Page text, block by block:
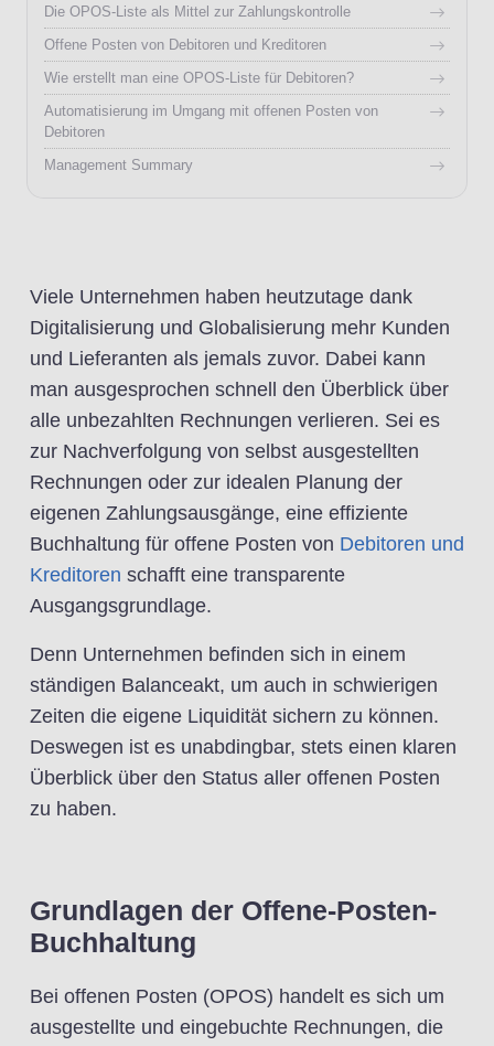
Die OPOS-Liste als Mittel zur Zahlungskontrolle
Offene Posten von Debitoren und Kreditoren
Wie erstellt man eine OPOS-Liste für Debitoren?
Automatisierung im Umgang mit offenen Posten von
Debitoren
Management Summary
Viele Unternehmen haben heutzutage dank
Digitalisierung und Globalisierung mehr Kunden
und Lieferanten als jemals zuvor. Dabei kann
man ausgesprochen schnell den Überblick über
alle unbezahlten Rechnungen verlieren. Sei es
zur Nachverfolgung von selbst ausgestellten
Rechnungen oder zur idealen Planung der
eigenen Zahlungsausgänge, eine effiziente
Buchhaltung für offene Posten von Debitoren und
Kreditoren schafft eine transparente
Ausgangsgrundlage.
Denn Unternehmen befinden sich in einem
ständigen Balanceakt, um auch in schwierigen
Zeiten die eigene Liquidität sichern zu können.
Deswegen ist es unabdingbar, stets einen klaren
Überblick über den Status aller offenen Posten
zu haben.
Grundlagen der Offene-Posten-
Buchhaltung
Bei offenen Posten (OPOS) handelt es sich um
ausgestellte und eingebuchte Rechnungen, die